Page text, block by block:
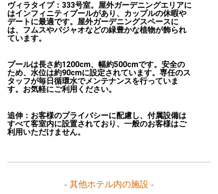
ヴィラタイプ：333号室。屋外ガーデニングエリアに
はインフィニティプールがあり、カップルの休暇や
デートに最適です。屋外ガーデニングスペースに
は、フムスやバジャオなどの緑豊かな植物が飾られ
ています。
プールは長さ約1200cm、幅約500cmです。安全の
ため、水位は約90cmに設定されています。専任のス
タッフが毎日循環水でメンテナンスを行っていま
す。お気軽にご利用ください。
追伸：お客様のプライバシーに配慮し、付属設備は
すべて客室内に設置されており、一般のお客様はご
利用いただけません。
- 其他ホテル内の施設 -